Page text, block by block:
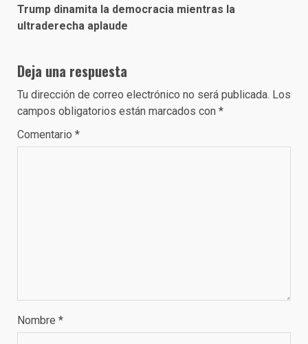
Trump dinamita la democracia mientras la
ultraderecha aplaude
Deja una respuesta
Tu dirección de correo electrónico no será publicada. Los
campos obligatorios están marcados con *
Comentario *
Nombre *